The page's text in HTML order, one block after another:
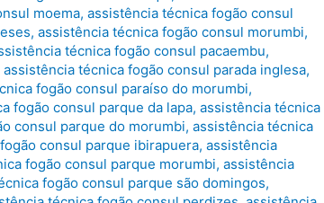
moema, assistência técnica fogão consul
, assistência técnica fogão consul morumbi,
técnica fogão consul pacaembu,
assistência técnica fogão consul parada inglesa,
fogão consul paraíso do morumbi,
fogão consul parque da lapa, assistência técnica
consul parque do morumbi, assistência técnica
consul parque ibirapuera, assistência
fogão consul parque morumbi, assistência
fogão consul parque são domingos,